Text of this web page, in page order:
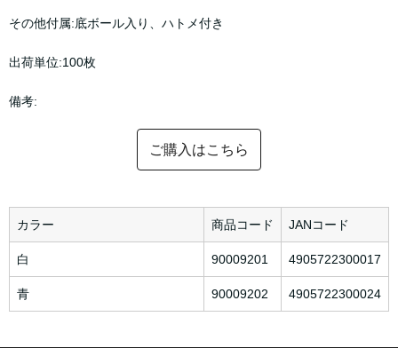
その他付属:底ボール入り、ハトメ付き
出荷単位:100枚
備考:
ご購入はこちら
カラー 商品コード JANコード
白 90009201 4905722300017
青 90009202 4905722300024